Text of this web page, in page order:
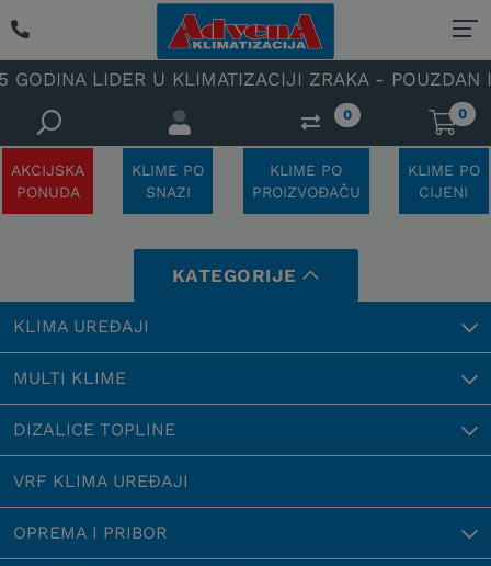
LIDER U KLIMATIZACIJI ZRAKA - POUZDAN I
0 0
AKCIJSKA
PONUDA
KLIME PO
SNAZI
KLIME PO
PROIZVOĐAČU
KLIME PO
CIJENI
KATEGORIJE
KLIMA UREĐAJI
MULTI KLIME
DIZALICE TOPLINE
VRF KLIMA UREĐAJI
OPREMA I PRIBOR